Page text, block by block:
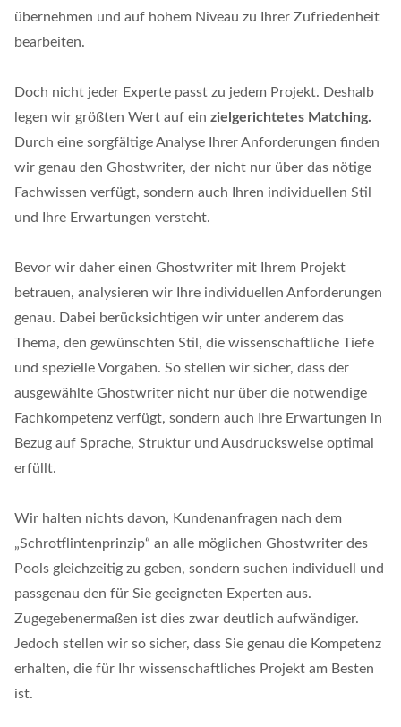
übernehmen und auf hohem Niveau zu Ihrer Zufriedenheit
bearbeiten.
Doch nicht jeder Experte passt zu jedem Projekt. Deshalb
legen wir größten Wert auf ein zielgerichtetes Matching.
Durch eine sorgfältige Analyse Ihrer Anforderungen finden
wir genau den Ghostwriter, der nicht nur über das nötige
Fachwissen verfügt, sondern auch Ihren individuellen Stil
und Ihre Erwartungen versteht.
Bevor wir daher einen Ghostwriter mit Ihrem Projekt
betrauen, analysieren wir Ihre individuellen Anforderungen
genau. Dabei berücksichtigen wir unter anderem das
Thema, den gewünschten Stil, die wissenschaftliche Tiefe
und spezielle Vorgaben. So stellen wir sicher, dass der
ausgewählte Ghostwriter nicht nur über die notwendige
Fachkompetenz verfügt, sondern auch Ihre Erwartungen in
Bezug auf Sprache, Struktur und Ausdrucksweise optimal
erfüllt.
Wir halten nichts davon, Kundenanfragen nach dem
„Schrotflintenprinzip“ an alle möglichen Ghostwriter des
Pools gleichzeitig zu geben, sondern suchen individuell und
passgenau den für Sie geeigneten Experten aus.
Zugegebenermaßen ist dies zwar deutlich aufwändiger.
Jedoch stellen wir so sicher, dass Sie genau die Kompetenz
erhalten, die für Ihr wissenschaftliches Projekt am Besten
ist.